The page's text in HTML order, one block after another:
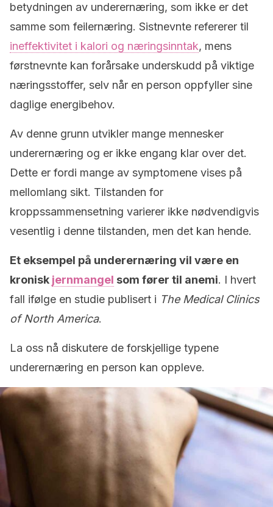
betydningen av underernæring, som ikke er det
samme som feilernæring. Sistnevnte refererer til
ineffektivitet i kalori og næringsinntak, mens
førstnevnte kan forårsake underskudd på viktige
næringsstoffer, selv når en person oppfyller sine
daglige energibehov.
Av denne grunn utvikler mange mennesker
underernæring og er ikke engang klar over det.
Dette er fordi mange av symptomene vises på
mellomlang sikt. Tilstanden for
kroppssammensetning varierer ikke nødvendigvis
vesentlig i denne tilstanden, men det kan hende.
Et eksempel på underernæring vil være en
kronisk jernmangel som fører til anemi. I hvert
fall ifølge en studie publisert i The Medical Clinics
of North America.
La oss nå diskutere de forskjellige typene
underernæring en person kan oppleve.